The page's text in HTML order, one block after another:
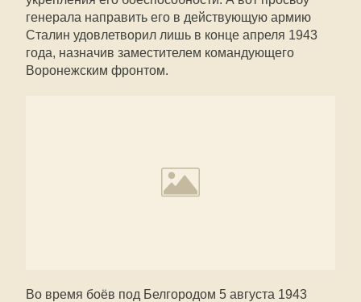
генерала направить его в действующую армию
Сталин удовлетворил лишь в конце апреля 1943
года, назначив заместителем командующего
Воронежским фронтом.
Во время боёв под Белгородом 5 августа 1943